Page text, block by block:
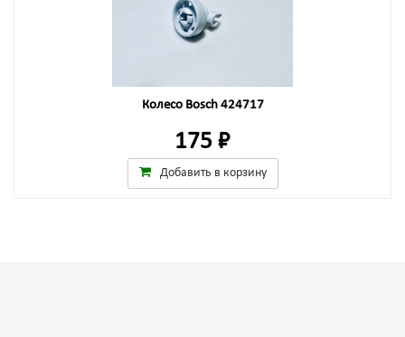
Колесо Bosch 424717
175 ₽
Добавить в корзину